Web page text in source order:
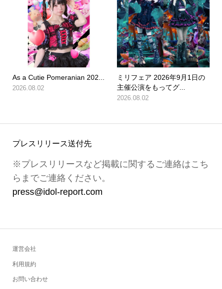
As a Cutie Pomeranian 202...
2026.08.02
ミリフェア 2026年9月1日の
主催公演をもってグ...
2026.08.02
プレスリリース送付先
※プレスリリースなど掲載に関するご連絡はこち
らまでご連絡ください。
press@idol-report.com
運営会社
利用規約
お問い合わせ